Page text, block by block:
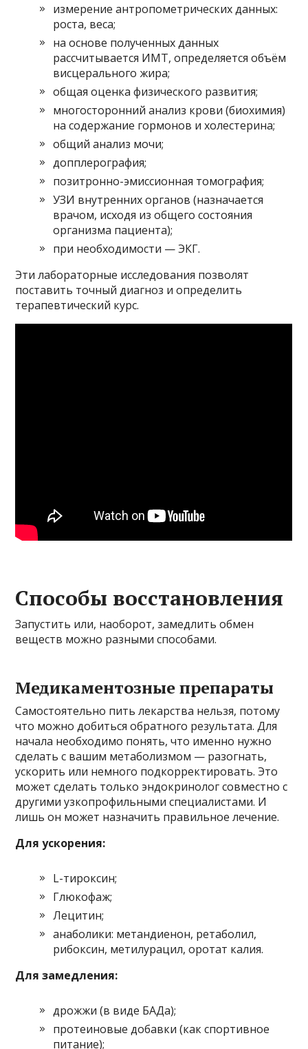
измерение антропометрических данных:
роста, веса;
на основе полученных данных
рассчитывается ИМТ, определяется объём
висцерального жира;
общая оценка физического развития;
многосторонний анализ крови (биохимия)
на содержание гормонов и холестерина;
общий анализ мочи;
допплерография;
позитронно-эмиссионная томография;
УЗИ внутренних органов (назначается
врачом, исходя из общего состояния
организма пациента);
при необходимости — ЭКГ.
Эти лабораторные исследования позволят
поставить точный диагноз и определить
терапевтический курс.
Способы восстановления
Запустить или, наоборот, замедлить обмен
веществ можно разными способами.
Медикаментозные препараты
Самостоятельно пить лекарства нельзя, потому
что можно добиться обратного результата. Для
начала необходимо понять, что именно нужно
сделать с вашим метаболизмом — разогнать,
ускорить или немного подкорректировать. Это
может сделать только эндокринолог совместно с
другими узкопрофильными специалистами. И
лишь он может назначить правильное лечение.
Для ускорения:
L-тироксин;
Глюкофаж;
Лецитин;
анаболики: метандиенон, ретаболил,
рибоксин, метилурацил, оротат калия.
Для замедления:
дрожжи (в виде БАДа);
протеиновые добавки (как спортивное
питание);